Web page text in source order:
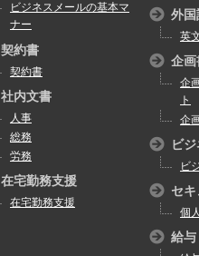
ビジネスメールの基本マ
ナー
契約書
契約書
社内文書
人事
総務
労務
在宅勤務支援
在宅勤務支援
外国
英
企画
企
ト
企
ビ
ビ
セ
個
給与